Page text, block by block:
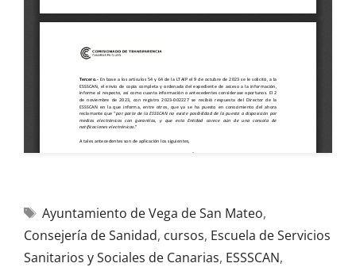
Ayuntamiento de Vega de San Mateo,
Consejería de Sanidad, cursos, Escuela de Servicios
Sanitarios y Sociales de Canarias, ESSSCAN,